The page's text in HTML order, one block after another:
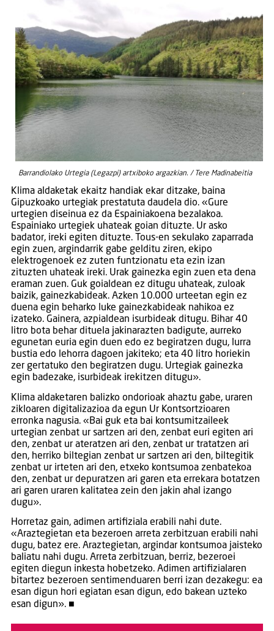
Barrandiolako Urtegia (Legazpi) artxiboko argazkian. / Tere Madinabeitia
Klima aldaketak ekaitz handiak ekar ditzake, baina
Gipuzkoako urtegiak prestatuta daudela dio. «Gure
urtegien diseinua ez da Espainiakoena bezalakoa.
Espainiako urtegiek uhateak goian dituzte. Ur asko
badator, ireki egiten dituzte. Tous-en sekulako zaparrada
egin zuen, argindarrik gabe gelditu ziren, ekipo
elektrogenoek ez zuten funtzionatu eta ezin izan
zituzten uhateak ireki. Urak gainezka egin zuen eta dena
eraman zuen. Guk goialdean ez ditugu uhateak, zuloak
baizik, gainezkabideak. Azken 10.000 urteetan egin ez
duena egin beharko luke gainezkabideak nahikoa ez
izateko. Gainera, azpialdean isurbideak ditugu. Bihar 40
litro bota behar dituela jakinarazten badigute, aurreko
egunetan euria egin duen edo ez begiratzen dugu, lurra
bustia edo lehorra dagoen jakiteko; eta 40 litro horiekin
zer gertatuko den begiratzen dugu. Urtegiak gainezka
egin badezake, isurbideak irekitzen ditugu».
Klima aldaketaren balizko ondorioak ahaztu gabe, uraren
zikloaren digitalizazioa da egun Ur Kontsortzioaren
erronka nagusia. «Bai guk eta bai kontsumitzaileek
urtegian zenbat ur sartzen ari den, zenbat euri egiten ari
den, zenbat ur ateratzen ari den, zenbat ur tratatzen ari
den, herriko biltegian zenbat ur sartzen ari den, biltegitik
zenbat ur irteten ari den, etxeko kontsumoa zenbatekoa
den, zenbat ur depuratzen ari garen eta errekara botatzen
ari garen uraren kalitatea zein den jakin ahal izango
dugu».
Horretaz gain, adimen artifiziala erabili nahi dute.
«Araztegietan eta bezeroen arreta zerbitzuan erabili nahi
dugu, batez ere. Araztegietan, argindar kontsumoa jaisteko
baliatu nahi dugu. Arreta zerbitzuan, berriz, bezeroei
egiten diegun inkesta hobetzeko. Adimen artifizialaren
bitartez bezeroen sentimenduaren berri izan dezakegu: ea
esan digun hori egiatan esan digun, edo bakean uzteko
esan digun». ■